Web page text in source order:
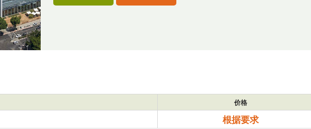
价格
根据要求